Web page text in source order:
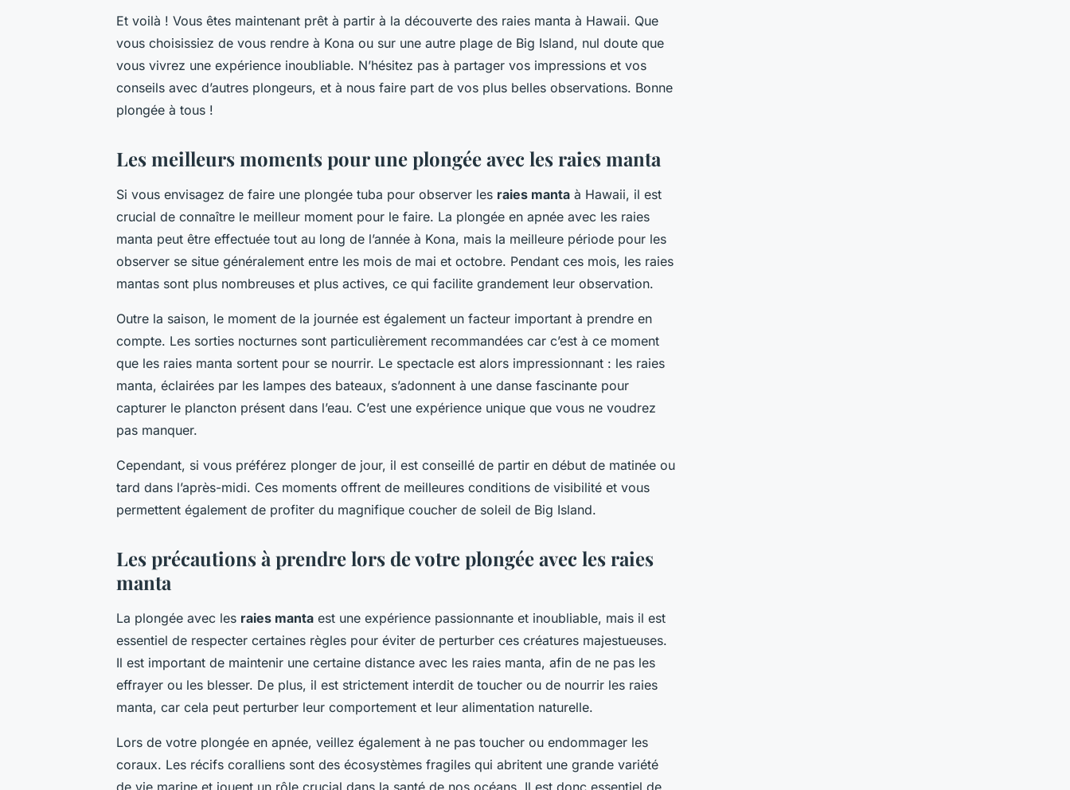
Et voilà ! Vous êtes maintenant prêt à partir à la découverte des raies manta à Hawaii. Que
vous choisissiez de vous rendre à Kona ou sur une autre plage de Big Island, nul doute que
vous vivrez une expérience inoubliable. N’hésitez pas à partager vos impressions et vos
conseils avec d’autres plongeurs, et à nous faire part de vos plus belles observations. Bonne
plongée à tous !
Les meilleurs moments pour une plongée avec les raies manta
Si vous envisagez de faire une plongée tuba pour observer les raies manta à Hawaii, il est
crucial de connaître le meilleur moment pour le faire. La plongée en apnée avec les raies
manta peut être effectuée tout au long de l’année à Kona, mais la meilleure période pour les
observer se situe généralement entre les mois de mai et octobre. Pendant ces mois, les raies
mantas sont plus nombreuses et plus actives, ce qui facilite grandement leur observation.
Outre la saison, le moment de la journée est également un facteur important à prendre en
compte. Les sorties nocturnes sont particulièrement recommandées car c’est à ce moment
que les raies manta sortent pour se nourrir. Le spectacle est alors impressionnant : les raies
manta, éclairées par les lampes des bateaux, s’adonnent à une danse fascinante pour
capturer le plancton présent dans l’eau. C’est une expérience unique que vous ne voudrez
pas manquer.
Cependant, si vous préférez plonger de jour, il est conseillé de partir en début de matinée ou
tard dans l’après-midi. Ces moments offrent de meilleures conditions de visibilité et vous
permettent également de profiter du magnifique coucher de soleil de Big Island.
Les précautions à prendre lors de votre plongée avec les raies
manta
La plongée avec les raies manta est une expérience passionnante et inoubliable, mais il est
essentiel de respecter certaines règles pour éviter de perturber ces créatures majestueuses.
Il est important de maintenir une certaine distance avec les raies manta, afin de ne pas les
effrayer ou les blesser. De plus, il est strictement interdit de toucher ou de nourrir les raies
manta, car cela peut perturber leur comportement et leur alimentation naturelle.
Lors de votre plongée en apnée, veillez également à ne pas toucher ou endommager les
coraux. Les récifs coralliens sont des écosystèmes fragiles qui abritent une grande variété